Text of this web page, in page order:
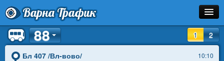
Варна Трафик
Спирка
Линия
1 2
88
Бл 407 /Вл-вово/ 10:10